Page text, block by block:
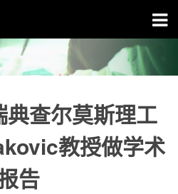
查尔莫斯理工
教授做学术
告